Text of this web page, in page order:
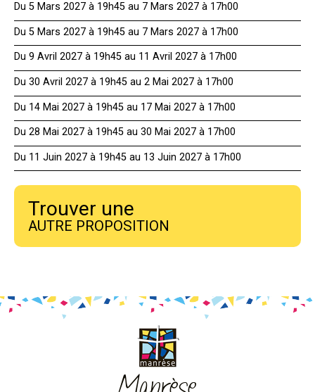
Du 5 Mars 2027 à 19h45 au 7 Mars 2027 à 17h00
Du 5 Mars 2027 à 19h45 au 7 Mars 2027 à 17h00
Du 9 Avril 2027 à 19h45 au 11 Avril 2027 à 17h00
Du 30 Avril 2027 à 19h45 au 2 Mai 2027 à 17h00
Du 14 Mai 2027 à 19h45 au 17 Mai 2027 à 17h00
Du 28 Mai 2027 à 19h45 au 30 Mai 2027 à 17h00
Du 11 Juin 2027 à 19h45 au 13 Juin 2027 à 17h00
Trouver une
AUTRE PROPOSITION